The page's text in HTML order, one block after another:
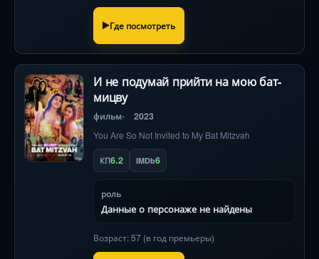
Где посмотреть
И не подумай прийти на мою бат-
мицву
фильм 2023
You Are So Not Invited to My Bat Mitzvah
КП6.2 IMDb6
роль
Данные о персонаже не найдены
Возраст: 57 (в год премьеры)